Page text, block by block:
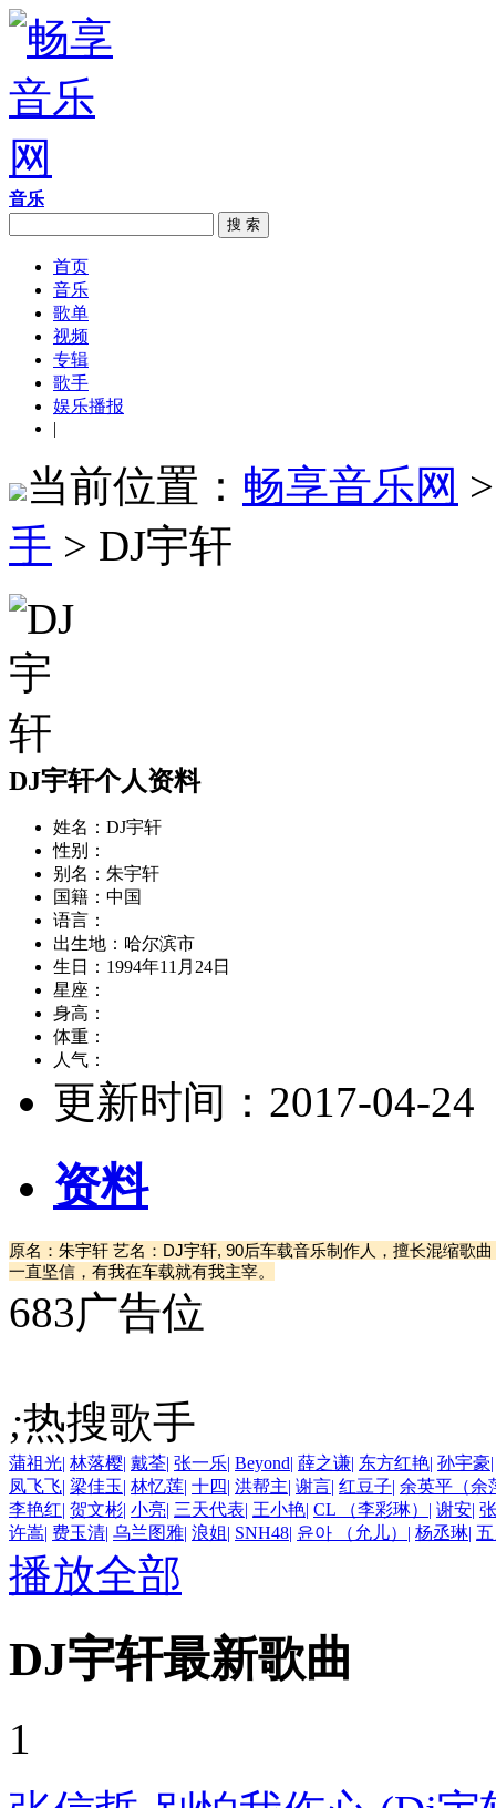
音乐
搜 索
首页
音乐
歌单
视频
专辑
歌手
娱乐播报
|
当前位置： 畅享音乐网
手 > DJ宇轩
DJ宇轩个人资料
姓名： DJ宇轩
性别：
别名： 朱宇轩
国籍： 中国
语言：
出生地： 哈尔滨市
生日： 1994年11月24日
星座：
身高：
体重：
人气：
更新时间： 2017-04-24
资料
原名：朱宇轩 艺名：DJ宇轩, 90后车载音乐制作人，擅长混缩歌
一直坚信，有我在车载就有我主宰。
683广告位
;热搜歌手
蒲祖光| 林落樱| 戴荃| 张一乐| Beyond| 薛之谦| 东方红艳| 孙宇豪|
凤飞飞| 梁佳玉| 林忆莲| 十四| 洪帮主| 谢言| 红豆子| 余英平（余
李艳红| 贺文彬| 小亮| 三天代表| 王小艳| CL （李彩琳） | 谢安|
许嵩| 费玉清| 乌兰图雅| 浪姐| SNH48| 윤아 （允儿） | 杨丞琳|
播放全部
DJ宇轩最新歌曲
1